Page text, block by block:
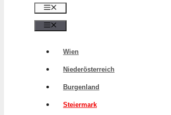
Wien
Niederösterreich
Burgenland
Steiermark